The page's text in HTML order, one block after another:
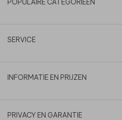
POPULAIRE CATEGORIEËN
SERVICE
INFORMATIE EN PRIJZEN
PRIVACY EN GARANTIE